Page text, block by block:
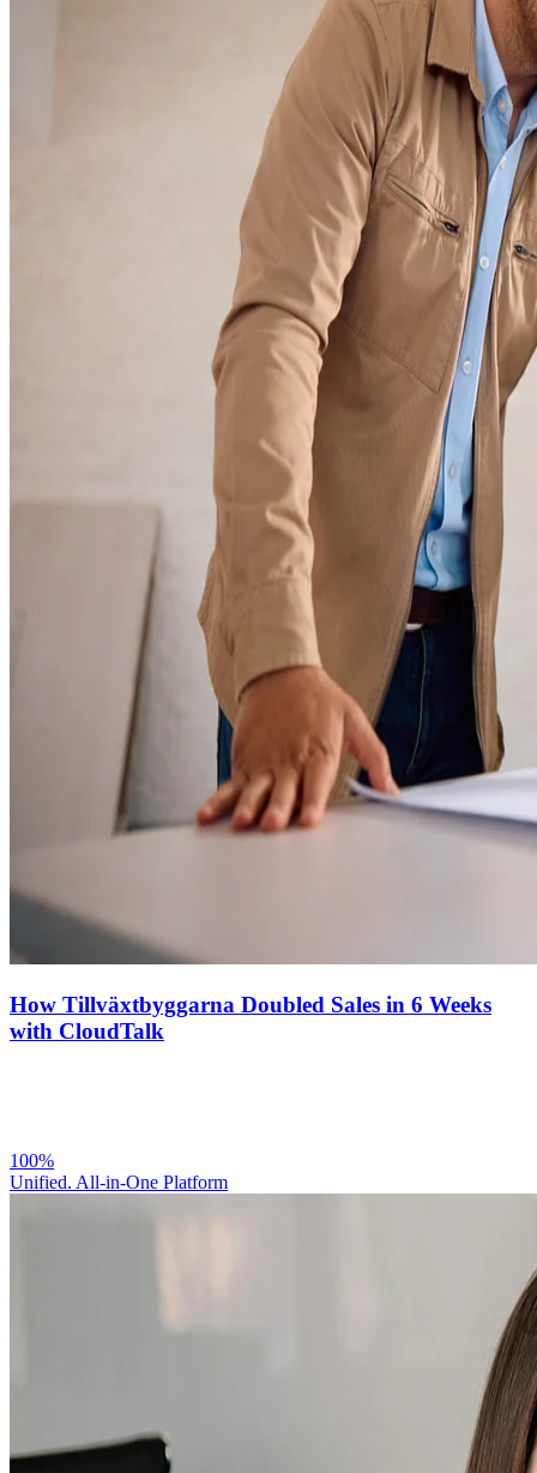
How Tillväxtbyggarna Doubled Sales in 6 Weeks
with CloudTalk
100%
Unified. All-in-One Platform